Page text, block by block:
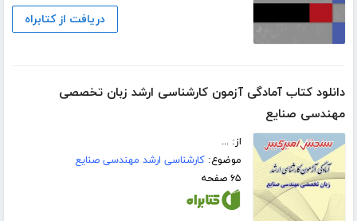
دریافت از کتابراه
دانلود کتاب آمادگی آزمون کارشناسی ارشد زبان تخصصی
مهندسی صنایع
از: ...
موضوع:کارشناسی ارشد مهندسی صنایع
۶۵ صفحه